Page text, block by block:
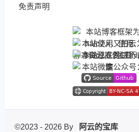
免责声明
©2023 - 2026 By 阿云的宝库